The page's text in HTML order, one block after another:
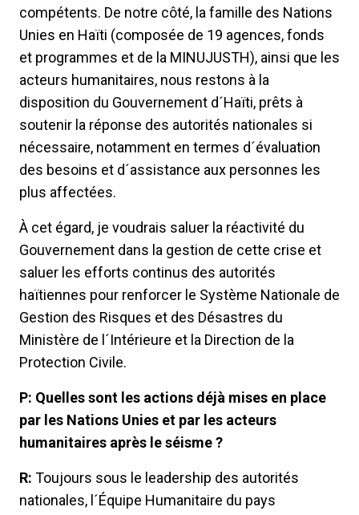
compétents. De notre côté, la famille des Nations
Unies en Haïti (composée de 19 agences, fonds
et programmes et de la MINUJUSTH), ainsi que les
acteurs humanitaires, nous restons à la
disposition du Gouvernement d´Haïti, prêts à
soutenir la réponse des autorités nationales si
nécessaire, notamment en termes d´évaluation
des besoins et d´assistance aux personnes les
plus affectées.
À cet égard, je voudrais saluer la réactivité du
Gouvernement dans la gestion de cette crise et
saluer les efforts continus des autorités
haïtiennes pour renforcer le Système Nationale de
Gestion des Risques et des Désastres du
Ministère de l´Intérieure et la Direction de la
Protection Civile.
P: Quelles sont les actions déjà mises en place
par les Nations Unies et par les acteurs
humanitaires après le séisme ?
R: Toujours sous le leadership des autorités
nationales, l´Équipe Humanitaire du pays